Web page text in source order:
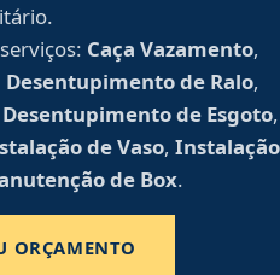
Caça Vazamento,
Desentupimento de Ralo,
Desentupimento de Esgoto,
de Vaso, Instalação
de Box.
ORÇAMENTO